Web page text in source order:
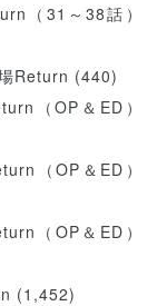
（31～38話）
Return (440)
（OP＆ED）
（OP＆ED）
（OP＆ED）
(1,452)